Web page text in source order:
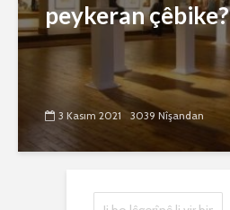
peykeran çêbike?
3 Kasım 2021 3039 Nîşandan